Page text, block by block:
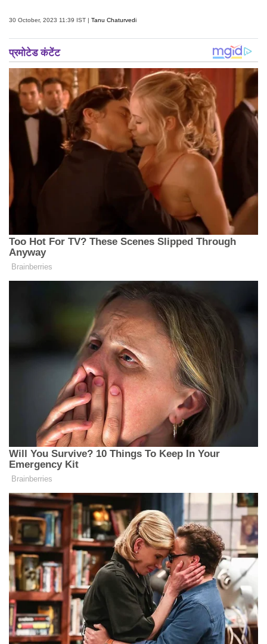
30 October, 2023 11:39 IST | Tanu Chaturvedi